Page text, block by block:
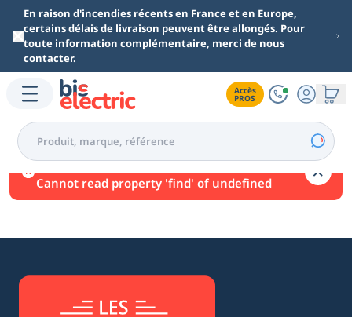
Aller au contenu principal
En raison d'incendies récents en France et en Europe,
certains délais de livraison peuvent être allongés. Pour
toute information complémentaire, merci de nous
contacter.
Accès
PROS
Une erreur est survenue.
Cannot read property 'find' of undefined